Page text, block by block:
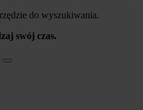
do wyszukiwania.
swój czas.